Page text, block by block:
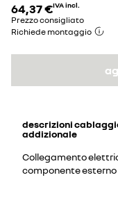
64,37 €IVA incl.
Prezzo consigliato
Richiede montaggio
descrizioni
addizionale
Collegamento
componente